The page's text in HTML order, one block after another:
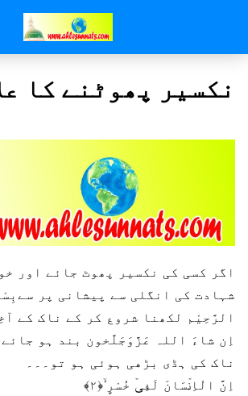
نکسیر پھوٹنے کا
اگر کسی کی نکسیر پھوٹ جائے اور
شہادت کی انگلی سے پیشانی پر
الرَّحِیْم لکھنا شروع کر کے ناک کے
اِن شاءَ اللہ عَزَّوَجَلَّخون بند ہو جائے
ناک کی ہڈی بڑھی ہوئی ہو تو۔۔۔
اِنَّ الْاِنۡسَانَ لَفِیۡ خُسْرٍ ۙ﴿۲﴾